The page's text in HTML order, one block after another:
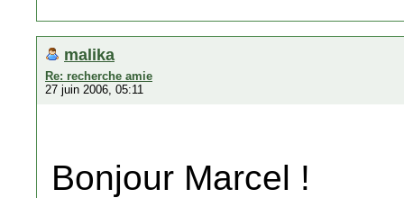
malika
Re: recherche amie
27 juin 2006, 05:11
Bonjour Marcel !